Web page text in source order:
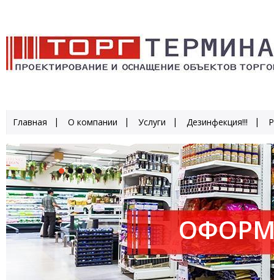
Главная О компании Услуги Дезинфекция!!!